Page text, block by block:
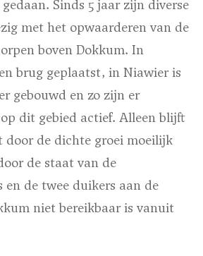
Sinds 5 jaar zijn diverse
met het opwaarderen van de
boven Dokkum. In
brug geplaatst, in Niawier is
gebouwd en zo zijn er
dit gebied actief. Alleen blijft
door de dichte groei moeilijk
de staat van de
de twee duikers aan de
niet bereikbaar is vanuit